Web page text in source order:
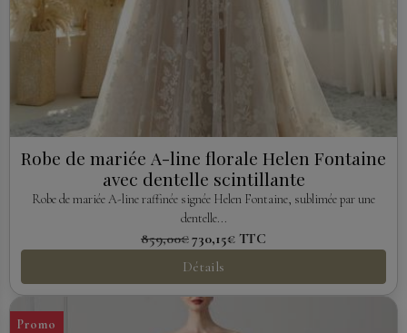
Robe de mariée A-line florale Helen Fontaine
avec dentelle scintillante
Robe de mariée A-line raffinée signée Helen Fontaine, sublimée par une
dentelle...
859,00€730,15€ TTC
Détails
Promo